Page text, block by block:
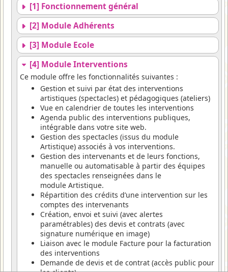
[1] Fonctionnement général
[2] Module Adhérents
[3] Module Ecole
[4] Module Interventions
Ce module offre les fonctionnalités suivantes :
Gestion et suivi par état des interventions
artistiques (spectacles) et pédagogiques (ateliers)
Vue en calendrier de toutes les interventions
Agenda public des interventions publiques,
intégrable dans votre site web.
Gestion des spectacles (issus du module
Artistique) associés à vos interventions.
Gestion des intervenants et de leurs fonctions,
manuelle ou automatisable à partir des équipes
des spectacles renseignées dans le
module Artistique.
Répartition des crédits d’une intervention sur les
comptes des intervenants
Création, envoi et suivi (avec alertes
paramétrables) des devis et contrats (avec
signature numérique en image)
Liaison avec le module Facture pour la facturation
des interventions
Demande de devis et de contrat (accès public pour